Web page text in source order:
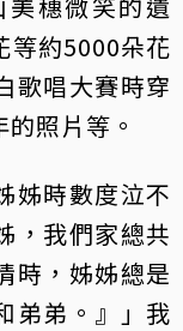
等約5000朵花
歌唱大賽時穿
照片等。
姊時數度泣不
，我們家總共
時，姊姊總是
弟弟。』」我